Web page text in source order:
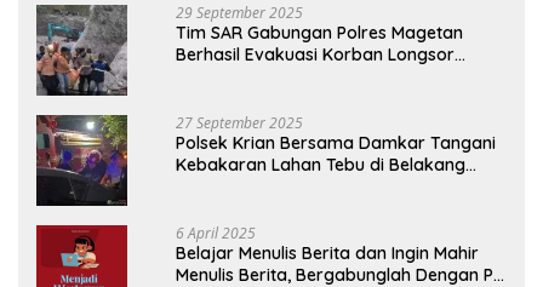
29 September 2025
Tim SAR Gabungan Polres Magetan
Berhasil Evakuasi Korban Longsor
27 September 2025
Polsek Krian Bersama Damkar Tangani
Kebakaran Lahan Tebu di Belakang
6 April 2025
Belajar Menulis Berita dan Ingin Mahir
Menulis Berita, Bergabunglah Dengan PT